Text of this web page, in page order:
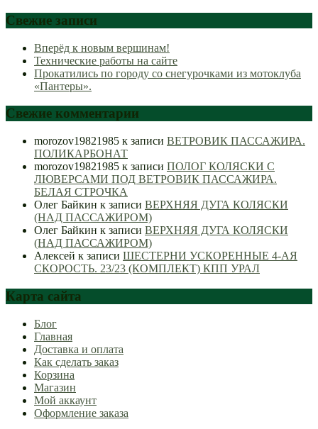
Свежие записи
Вперёд к новым вершинам!
Технические работы на сайте
Прокатились по городу со снегурочками из мотоклуба
«Пантеры».
Свежие комментарии
morozov19821985 к записи ВЕТРОВИК ПАССАЖИРА.
ПОЛИКАРБОНАТ
morozov19821985 к записи ПОЛОГ КОЛЯСКИ С
ЛЮВЕРСАМИ ПОД ВЕТРОВИК ПАССАЖИРА.
БЕЛАЯ СТРОЧКА
Олег Байкин к записи ВЕРХНЯЯ ДУГА КОЛЯСКИ
(НАД ПАССАЖИРОМ)
Олег Байкин к записи ВЕРХНЯЯ ДУГА КОЛЯСКИ
(НАД ПАССАЖИРОМ)
Алексей к записи ШЕСТЕРНИ УСКОРЕННЫЕ 4-АЯ
СКОРОСТЬ. 23/23 (КОМПЛЕКТ) КПП УРАЛ
Карта сайта
Блог
Главная
Доставка и оплата
Как сделать заказ
Корзина
Магазин
Мой аккаунт
Оформление заказа